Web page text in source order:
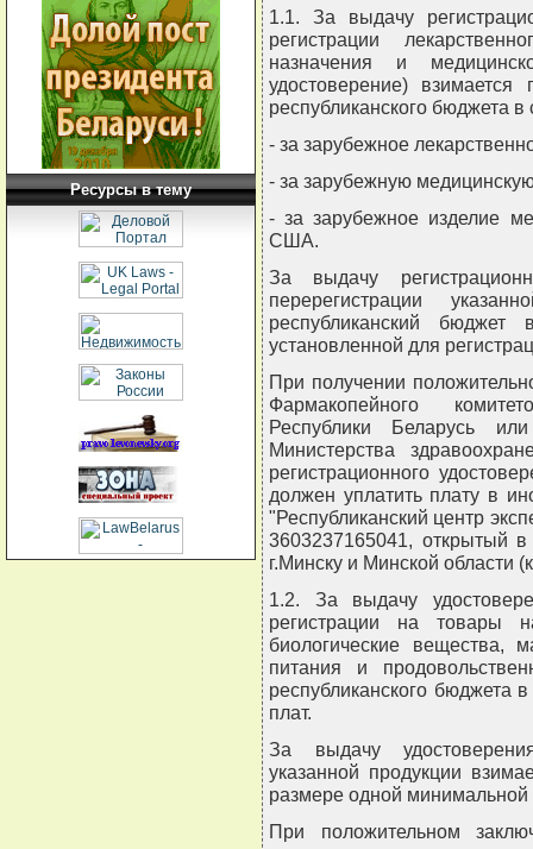
Ресурсы в тему
1.1. За выдачу
регистрации
назначения и
удостоверение)
республиканского бюджета
- за зарубежное
- за зарубежную
- за зарубежное изделие
США.
За выдачу
перерегистрации
республиканский
установленной для
При получении
Фармакопейного
Республики Беларусь
Министерства
регистрационного
должен уплатить плату в
"Республиканский центр
3603237165041, открытый
г.Минску и Минской области
1.2. За выдачу
регистрации на товары
биологические вещества,
питания и
республиканского бюджета
плат.
За выдачу
указанной продукции
размере одной минимальной
При положительном